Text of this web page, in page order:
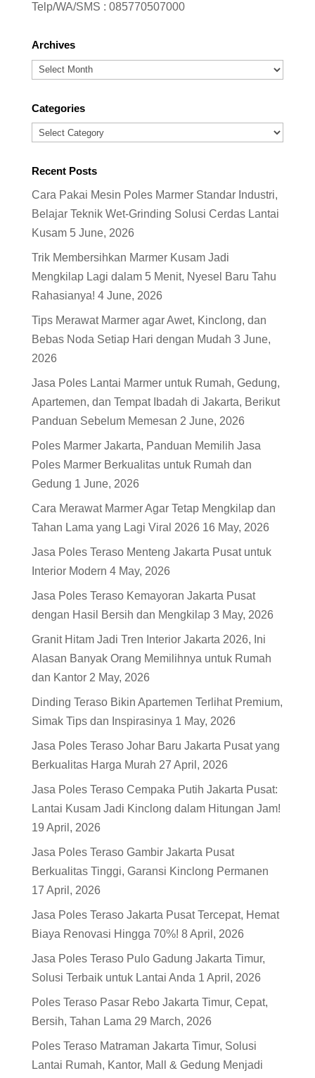
Telp/WA/SMS : 085770507000
Archives
Archives
Categories
Categories
Recent Posts
Cara Pakai Mesin Poles Marmer Standar Industri,
Belajar Teknik Wet-Grinding Solusi Cerdas Lantai
Kusam 5 June, 2026
Trik Membersihkan Marmer Kusam Jadi
Mengkilap Lagi dalam 5 Menit, Nyesel Baru Tahu
Rahasianya! 4 June, 2026
Tips Merawat Marmer agar Awet, Kinclong, dan
Bebas Noda Setiap Hari dengan Mudah 3 June,
2026
Jasa Poles Lantai Marmer untuk Rumah, Gedung,
Apartemen, dan Tempat Ibadah di Jakarta, Berikut
Panduan Sebelum Memesan 2 June, 2026
Poles Marmer Jakarta, Panduan Memilih Jasa
Poles Marmer Berkualitas untuk Rumah dan
Gedung 1 June, 2026
Cara Merawat Marmer Agar Tetap Mengkilap dan
Tahan Lama yang Lagi Viral 2026 16 May, 2026
Jasa Poles Teraso Menteng Jakarta Pusat untuk
Interior Modern 4 May, 2026
Jasa Poles Teraso Kemayoran Jakarta Pusat
dengan Hasil Bersih dan Mengkilap 3 May, 2026
Granit Hitam Jadi Tren Interior Jakarta 2026, Ini
Alasan Banyak Orang Memilihnya untuk Rumah
dan Kantor 2 May, 2026
Dinding Teraso Bikin Apartemen Terlihat Premium,
Simak Tips dan Inspirasinya 1 May, 2026
Jasa Poles Teraso Johar Baru Jakarta Pusat yang
Berkualitas Harga Murah 27 April, 2026
Jasa Poles Teraso Cempaka Putih Jakarta Pusat:
Lantai Kusam Jadi Kinclong dalam Hitungan Jam!
19 April, 2026
Jasa Poles Teraso Gambir Jakarta Pusat
Berkualitas Tinggi, Garansi Kinclong Permanen
17 April, 2026
Jasa Poles Teraso Jakarta Pusat Tercepat, Hemat
Biaya Renovasi Hingga 70%! 8 April, 2026
Jasa Poles Teraso Pulo Gadung Jakarta Timur,
Solusi Terbaik untuk Lantai Anda 1 April, 2026
Poles Teraso Pasar Rebo Jakarta Timur, Cepat,
Bersih, Tahan Lama 29 March, 2026
Poles Teraso Matraman Jakarta Timur, Solusi
Lantai Rumah, Kantor, Mall & Gedung Menjadi